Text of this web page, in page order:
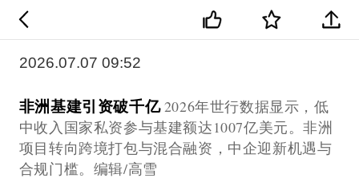
2026.07.07 09:52
非洲基建引资破千亿2026年世行数据显示，低
中收入国家私资参与基建额达1007亿美元。非洲
项目转向跨境打包与混合融资，中企迎新机遇与
合规门槛。编辑/高雪